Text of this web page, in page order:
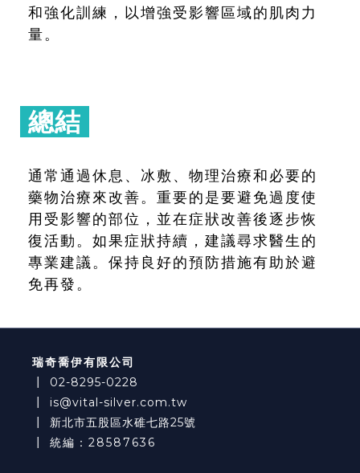
和強化訓練，以增強受影響區域的肌肉力
量。
總結
通常通過休息、冰敷、物理治療和必要的
藥物治療來改善。重要的是要避免過度使
用受影響的部位，並在症狀改善後逐步恢
復活動。如果症狀持續，建議尋求醫生的
專業建議。保持良好的預防措施有助於避
免再發。
瑞奇喬伊有限公司
02-8295-0228
is@vital-silver.com.tw
新北市五股區水碓七路25號
┃ 統編：28587636